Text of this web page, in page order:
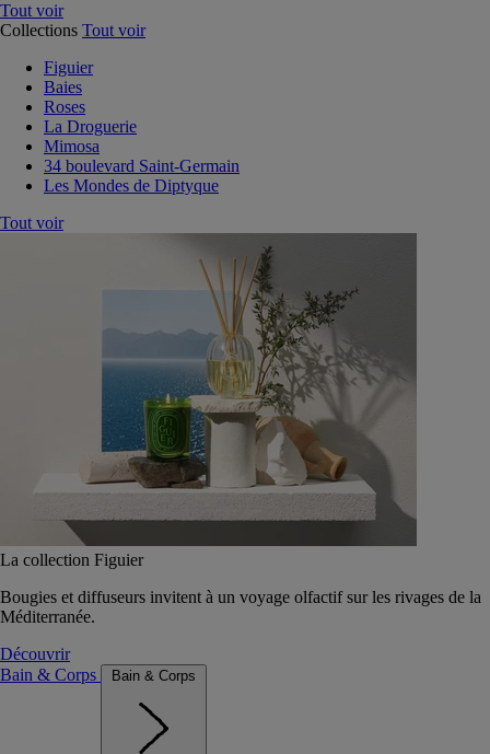
Tout voir
Collections Tout voir
Figuier
Baies
Roses
La Droguerie
Mimosa
34 boulevard Saint-Germain
Les Mondes de Diptyque
Tout voir
La collection Figuier
Bougies et diffuseurs invitent à un voyage olfactif sur les rivages de la
Méditerranée.
Découvrir
Bain & Corps
Bain & Corps